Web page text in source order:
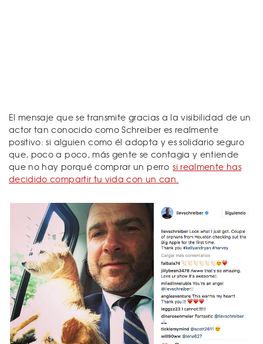
El mensaje que se transmite gracias a la visibilidad de un
actor tan conocido como Schreiber es realmente
positivo: si alguien como él adopta y es solidario seguro
que, poco a poco, más gente se contagia y entiende
que no hay porqué comprar un perro si realmente has
decidido compartir tu vida con un can.